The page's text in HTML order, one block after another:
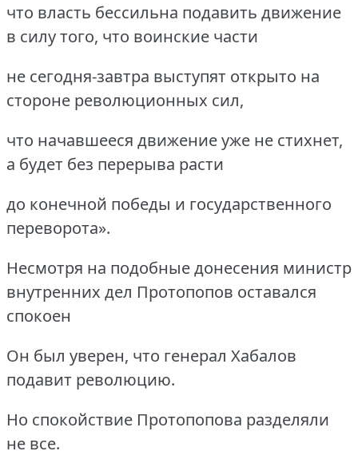
что власть бессильна подавить движение
в силу того, что воинские части
не сегодня-завтра выступят открыто на
стороне революционных сил,
что начавшееся движение уже не стихнет,
а будет без перерыва расти
до конечной победы и государственного
переворота».
Несмотря на подобные донесения министр
внутренних дел Протопопов оставался
спокоен
Он был уверен, что генерал Хабалов
подавит революцию.
Но спокойствие Протопопова разделяли
не все.